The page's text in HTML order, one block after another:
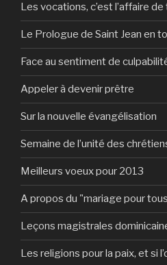
Les vocations, c’est l’affaire de
Le Prologue de Saint Jean en
Face au sentiment de
Appeler à devenir prêtre
Sur la nouvelle évangélisation
Semaine de l’unité des
Meilleurs voeux pour 2013
A propos du "mariage pour
Leçons magistrales
Les religions pour la paix, et si